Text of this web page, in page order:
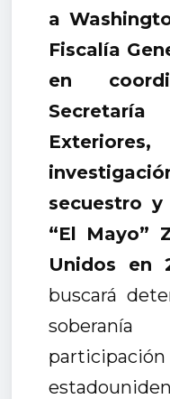
a
Fiscalía
en
secuestro
“El Mayo”
Unidos en
buscará